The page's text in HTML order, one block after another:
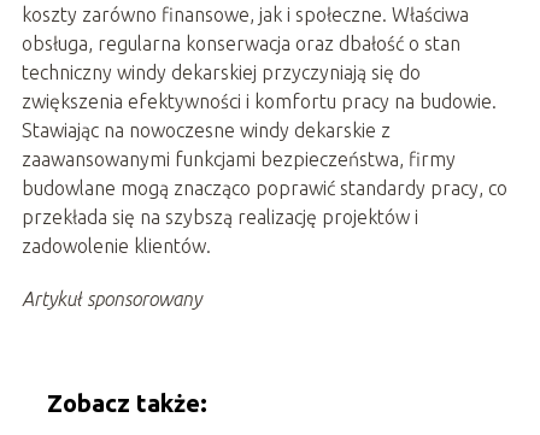
koszty zarówno finansowe, jak i społeczne. Właściwa
obsługa, regularna konserwacja oraz dbałość o stan
techniczny windy dekarskiej przyczyniają się do
zwiększenia efektywności i komfortu pracy na budowie.
Stawiając na nowoczesne windy dekarskie z
zaawansowanymi funkcjami bezpieczeństwa, firmy
budowlane mogą znacząco poprawić standardy pracy, co
przekłada się na szybszą realizację projektów i
zadowolenie klientów.
Artykuł sponsorowany
Zobacz także: